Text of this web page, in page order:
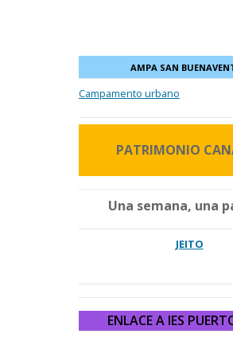
AMPA SAN
Campamento urbano
PATRIMONIO
Una semana, una
JEITO
ENLACE A IES